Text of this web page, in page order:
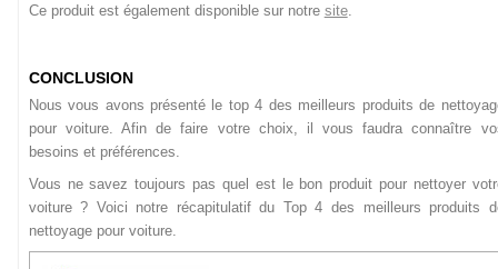
Ce produit est également disponible sur notre site.
CONCLUSION
Nous vous avons présenté le top 4 des meilleurs produits de
pour voiture. Afin de faire votre choix, il vous faudra connaître
besoins et préférences.
Vous ne savez toujours pas quel est le bon produit pour nettoyer
voiture ? Voici notre récapitulatif du Top 4 des meilleurs produits
nettoyage pour voiture.